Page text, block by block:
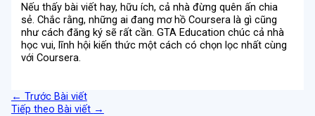
Nếu thấy bài viết hay, hữu ích, cả nhà đừng quên ấn chia
sẻ. Chắc rằng, những ai đang mơ hồ Coursera là gì cũng
như cách đăng ký sẽ rất cần. GTA Education chúc cả nhà
học vui, lĩnh hội kiến thức một cách có chọn lọc nhất cùng
với Coursera.
← Trước Bài viết
Tiếp theo Bài viết →